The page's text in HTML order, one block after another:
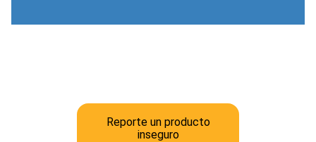
Reporte un producto
inseguro